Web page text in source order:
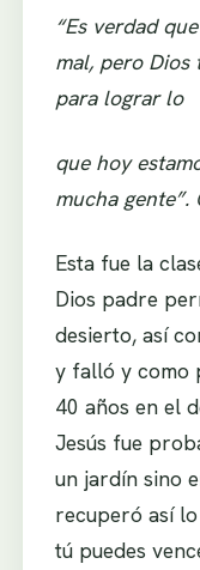
“Es verdad
mal, pero Dios
para lograr lo
que hoy
mucha gente”.
Esta fue la
Dios padre
desierto, así
y falló y como
40 años en el
Jesús fue
un jardín sino
recuperó así
tú puedes